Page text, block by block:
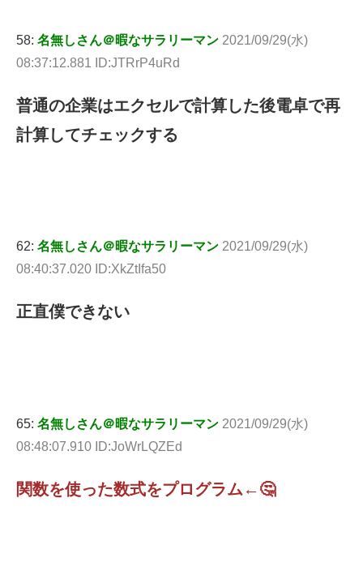
58: 名無しさん＠暇なサラリーマン 2021/09/29(水)
08:37:12.881 ID:JTRrP4uRd
普通の企業はエクセルで計算した後電卓で再
計算してチェックする
62: 名無しさん＠暇なサラリーマン 2021/09/29(水)
08:40:37.020 ID:XkZtIfa50
正直僕できない
65: 名無しさん＠暇なサラリーマン 2021/09/29(水)
08:48:07.910 ID:JoWrLQZEd
関数を使った数式をプログラム←🤔